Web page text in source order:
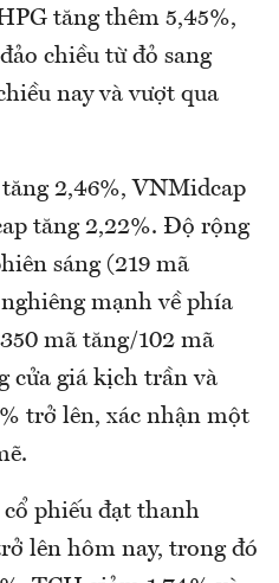
tăng thêm 5,45%,
chiều từ đỏ sang
nay và vượt qua
2,46%, VNMidcap
tăng 2,22%. Độ rộng
sáng (219 mã
mạnh về phía
mã tăng/102 mã
cửa giá kịch trần và
trở lên, xác nhận một
cổ phiếu đạt thanh
lên hôm nay, trong đó